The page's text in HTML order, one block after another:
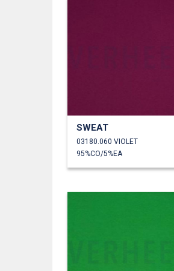
SWEAT
03180.060 VIOLET
95%CO/5%EA